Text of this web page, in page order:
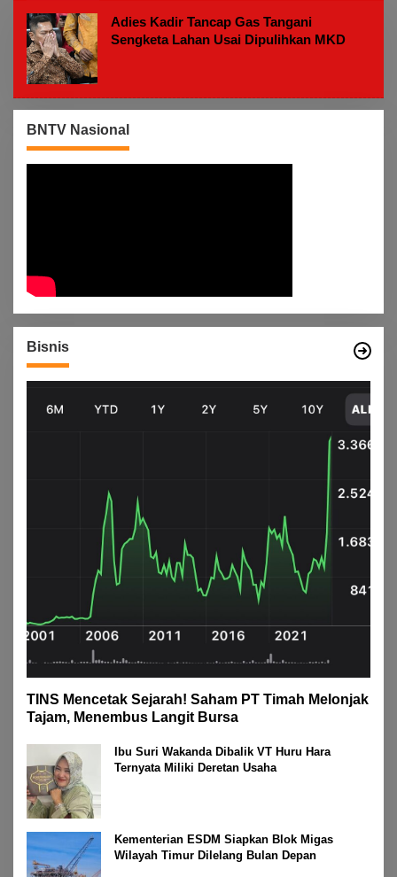
M
Adies Kadir Tancap Gas Tangani
Sengketa Lahan Usai Dipulihkan MKD
BNTV Nasional
Bisnis
TINS Mencetak Sejarah! Saham PT Timah Melonjak
Tajam, Menembus Langit Bursa
Ibu Suri Wakanda Dibalik VT Huru Hara
Ternyata Miliki Deretan Usaha
Kementerian ESDM Siapkan Blok Migas
Wilayah Timur Dilelang Bulan Depan